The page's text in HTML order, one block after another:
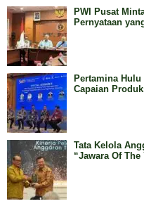
PWI Pusat
Pernyataan
Pertamina
Capaian
Tata Kelola
“Jawara Of The